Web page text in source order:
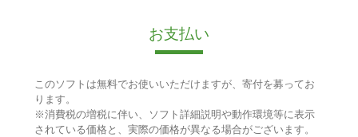
お支払い
このソフトは無料でお使いいただけますが、寄付を募ってお
ります。
※消費税の増税に伴い、ソフト詳細説明や動作環境等に表示
されている価格と、実際の価格が異なる場合がございます。